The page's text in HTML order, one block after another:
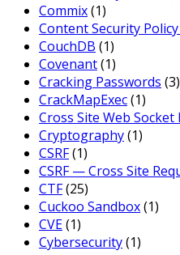
Commix(1)
Content Security
CouchDB (1)
Covenant(1)
Cracking Passwords (3)
CrackMapExec(1)
Cross Site Web Socket
Cryptography(1)
CSRF(1)
CSRF — Cross Site
CTF(25)
Cuckoo Sandbox(1)
CVE(1)
Cybersecurity(1)